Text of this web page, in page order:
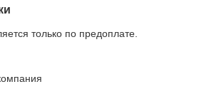
только по предоплате.